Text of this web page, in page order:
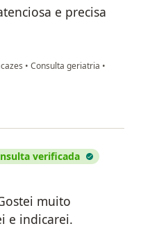
e precisa
• Consulta geriatria •
verificada
muito
e indicarei.